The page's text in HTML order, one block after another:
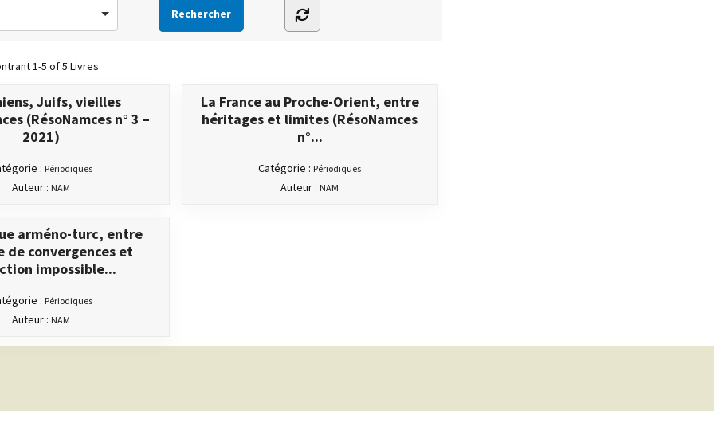
1-5 of 5 Livres
Juifs, vieilles
(RésoNamces n° 3 –
2021)
: Périodiques
Auteur : NAM
La France au Proche-Orient, entre
héritages et limites (RésoNamces
n°...
Catégorie : Périodiques
Auteur : NAM
arméno-turc, entre
de convergences et
impossible...
: Périodiques
Auteur : NAM